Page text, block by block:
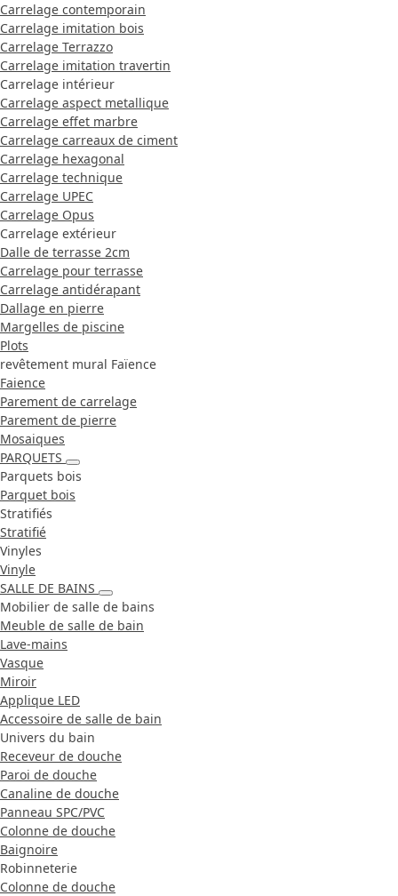
Carrelage contemporain
Carrelage imitation bois
Carrelage Terrazzo
Carrelage imitation travertin
Carrelage intérieur
Carrelage aspect metallique
Carrelage effet marbre
Carrelage carreaux de ciment
Carrelage hexagonal
Carrelage technique
Carrelage UPEC
Carrelage Opus
Carrelage extérieur
Dalle de terrasse 2cm
Carrelage pour terrasse
Carrelage antidérapant
Dallage en pierre
Margelles de piscine
Plots
revêtement mural Faïence
Faience
Parement de carrelage
Parement de pierre
Mosaiques
PARQUETS
Parquets bois
Parquet bois
Stratifiés
Stratifié
Vinyles
Vinyle
SALLE DE BAINS
Mobilier de salle de bains
Meuble de salle de bain
Lave-mains
Vasque
Miroir
Applique LED
Accessoire de salle de bain
Univers du bain
Receveur de douche
Paroi de douche
Canaline de douche
Panneau SPC/PVC
Colonne de douche
Baignoire
Robinneterie
Colonne de douche